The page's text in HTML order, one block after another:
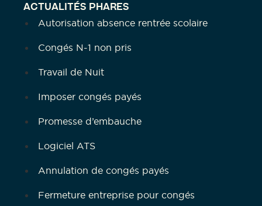
ACTUALITÉS PHARES
Autorisation absence rentrée scolaire
Congés N-1 non pris
Travail de Nuit
Imposer congés payés
Promesse d’embauche
Logiciel ATS
Annulation de congés payés
Fermeture entreprise pour congés